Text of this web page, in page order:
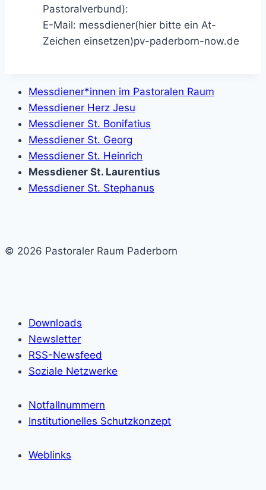
Pastoralverbund):
E-Mail: messdiener(hier bitte ein At-
Zeichen einsetzen)pv-paderborn-now.de
Messdiener*innen im Pastoralen Raum
Messdiener Herz Jesu
Messdiener St. Bonifatius
Messdiener St. Georg
Messdiener St. Heinrich
Messdiener St. Laurentius
Messdiener St. Stephanus
© 2026 Pastoraler Raum Paderborn
Downloads
Newsletter
RSS-Newsfeed
Soziale Netzwerke
Notfallnummern
Institutionelles Schutzkonzept
Weblinks